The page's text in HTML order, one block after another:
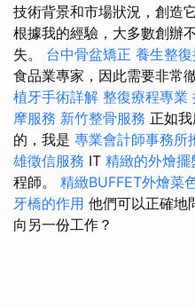
技術背景和市場狀況，創造
根據我的經驗，大多數創辦
失。 台中骨盆矯正 養生整
食品業專家，因此需要非常
植牙手術詳解 整復療程專業
摩服務 新竹整骨服務 正如
的，我是 專業會計師事務所
雄徵信服務 IT 精緻的外燴擺
程師。 精緻BUFFET外燴菜
牙橋的作用 他們可以正確地
向另一份工作？